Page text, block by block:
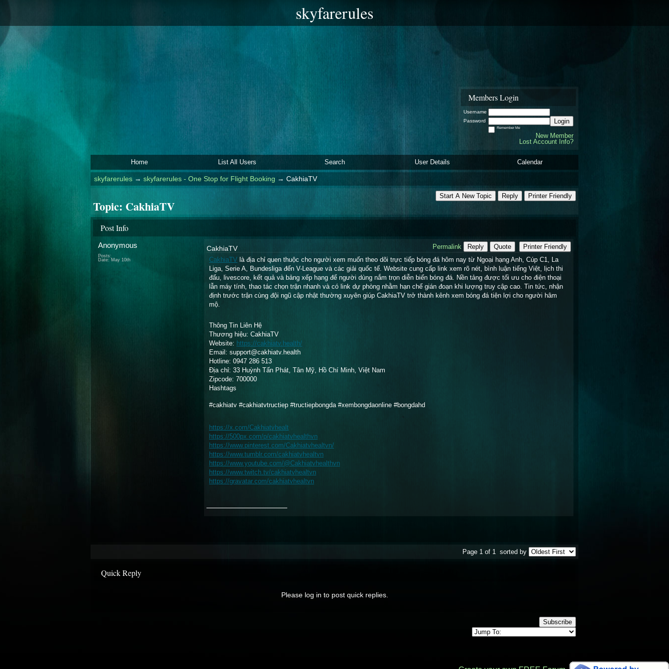
skyfarerules
Members Login
Username
Password
Login
Remember Me
New Member
Lost Account Info?
Home List All Users Search User Details Calendar
skyfarerules→ skyfarerules - One Stop for Flight Booking → CakhiaTV
Start A New Topic Reply Printer Friendly
Topic: CakhiaTV
Post Info
Anonymous
Posts:
Date: May 10th
CakhiaTV Permalink Reply Quote
Printer Friendly
CakhiaTV là địa chỉ quen thuộc cho người xem muốn theo dõi trực tiếp bóng đá hôm nay từ Ngoại hạng Anh, Cúp C1, La
Liga, Serie A, Bundesliga đến V-League và các giải quốc tế. Website cung cấp link xem rõ nét, bình luận tiếng Việt, lịch thi
đấu, livescore, kết quả và bảng xếp hạng để người dùng nắm trọn diễn biến bóng đá. Nền tảng được tối ưu cho điện thoại
lẫn máy tính, thao tác chọn trận nhanh và có link dự phòng nhằm hạn chế gián đoạn khi lượng truy cập cao. Tin tức, nhận
định trước trận cùng đội ngũ cập nhật thường xuyên giúp CakhiaTV trở thành kênh xem bóng đá tiện lợi cho người hâm
mộ.
Thông Tin Liên Hệ
Thương hiệu: CakhiaTV
Website: https://cakhiatv.health/
Email: support@cakhiatv.health
Hotline: 0947 286 513
Địa chỉ: 33 Huỳnh Tấn Phát, Tân Mỹ, Hồ Chí Minh, Việt Nam
Zipcode: 700000
Hashtags
#cakhiatv #cakhiatvtructiep #tructiepbongda #xembongdaonline #bongdahd
https://x.com/Cakhiatvhealt
https://500px.com/p/cakhiatvhealthvn
https://www.pinterest.com/Cakhiatvhealtvn/
https://www.tumblr.com/cakhiatvhealtvn
https://www.youtube.com/@Cakhiatvhealthvn
https://www.twitch.tv/cakhiatvhealtvn
https://gravatar.com/cakhiatvhealtvn
Page 1 of 1 sorted by
Quick Reply
Please log in to post quick replies.
Subscribe